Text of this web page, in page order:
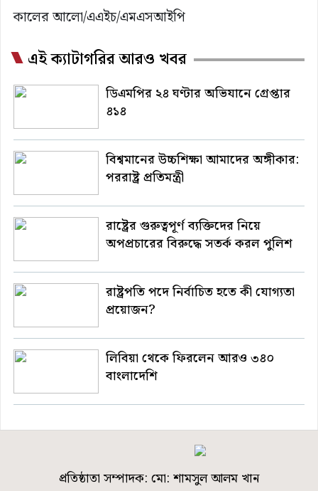
কালের আলো/এএইচ/এমএসআইপি
এই ক্যাটাগরির আরও খবর
ডিএমপির ২৪ ঘণ্টার অভিযানে গ্রেপ্তার
৪১৪
বিশ্বমানের উচ্চশিক্ষা আমাদের অঙ্গীকার:
পররাষ্ট্র প্রতিমন্ত্রী
রাষ্ট্রের গুরুত্বপূর্ণ ব্যক্তিদের নিয়ে
অপপ্রচারের বিরুদ্ধে সতর্ক করল পুলিশ
রাষ্ট্রপতি পদে নির্বাচিত হতে কী যোগ্যতা
প্রয়োজন?
লিবিয়া থেকে ফিরলেন আরও ৩৪০
বাংলাদেশি
প্রতিষ্ঠাতা সম্পাদক: মো: শামসুল আলম খান